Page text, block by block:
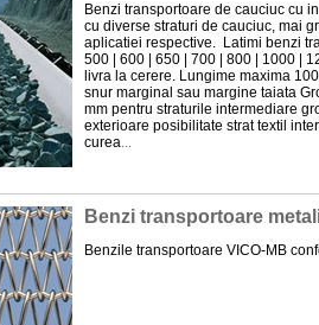
Benzi transportoare de cauciuc cu
cu diverse straturi de cauciuc, mai
aplicatiei respective. Latimi benzi
500 | 600 | 650 | 700 | 800 | 1000 |
livra la cerere. Lungime maxima
snur marginal sau margine taiata
mm pentru straturile intermediare
exterioare posibilitate strat textil
curea
Benzi transportoare
Benzile transportoare VICO-MB